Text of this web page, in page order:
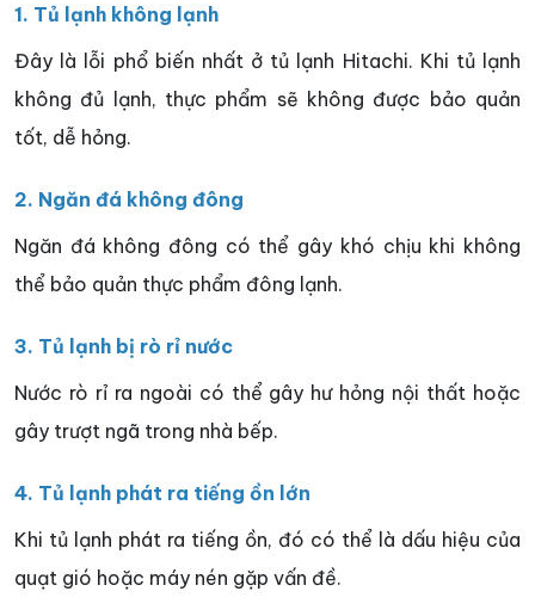
1. Tủ lạnh không lạnh
Đây là lỗi phổ biến nhất ở tủ lạnh Hitachi. Khi tủ lạnh
không đủ lạnh, thực phẩm sẽ không được bảo quản
tốt, dễ hỏng.
2. Ngăn đá không đông
Ngăn đá không đông có thể gây khó chịu khi không
thể bảo quản thực phẩm đông lạnh.
3. Tủ lạnh bị rò rỉ nước
Nước rò rỉ ra ngoài có thể gây hư hỏng nội thất hoặc
gây trượt ngã trong nhà bếp.
4. Tủ lạnh phát ra tiếng ồn lớn
Khi tủ lạnh phát ra tiếng ồn, đó có thể là dấu hiệu của
quạt gió hoặc máy nén gặp vấn đề.